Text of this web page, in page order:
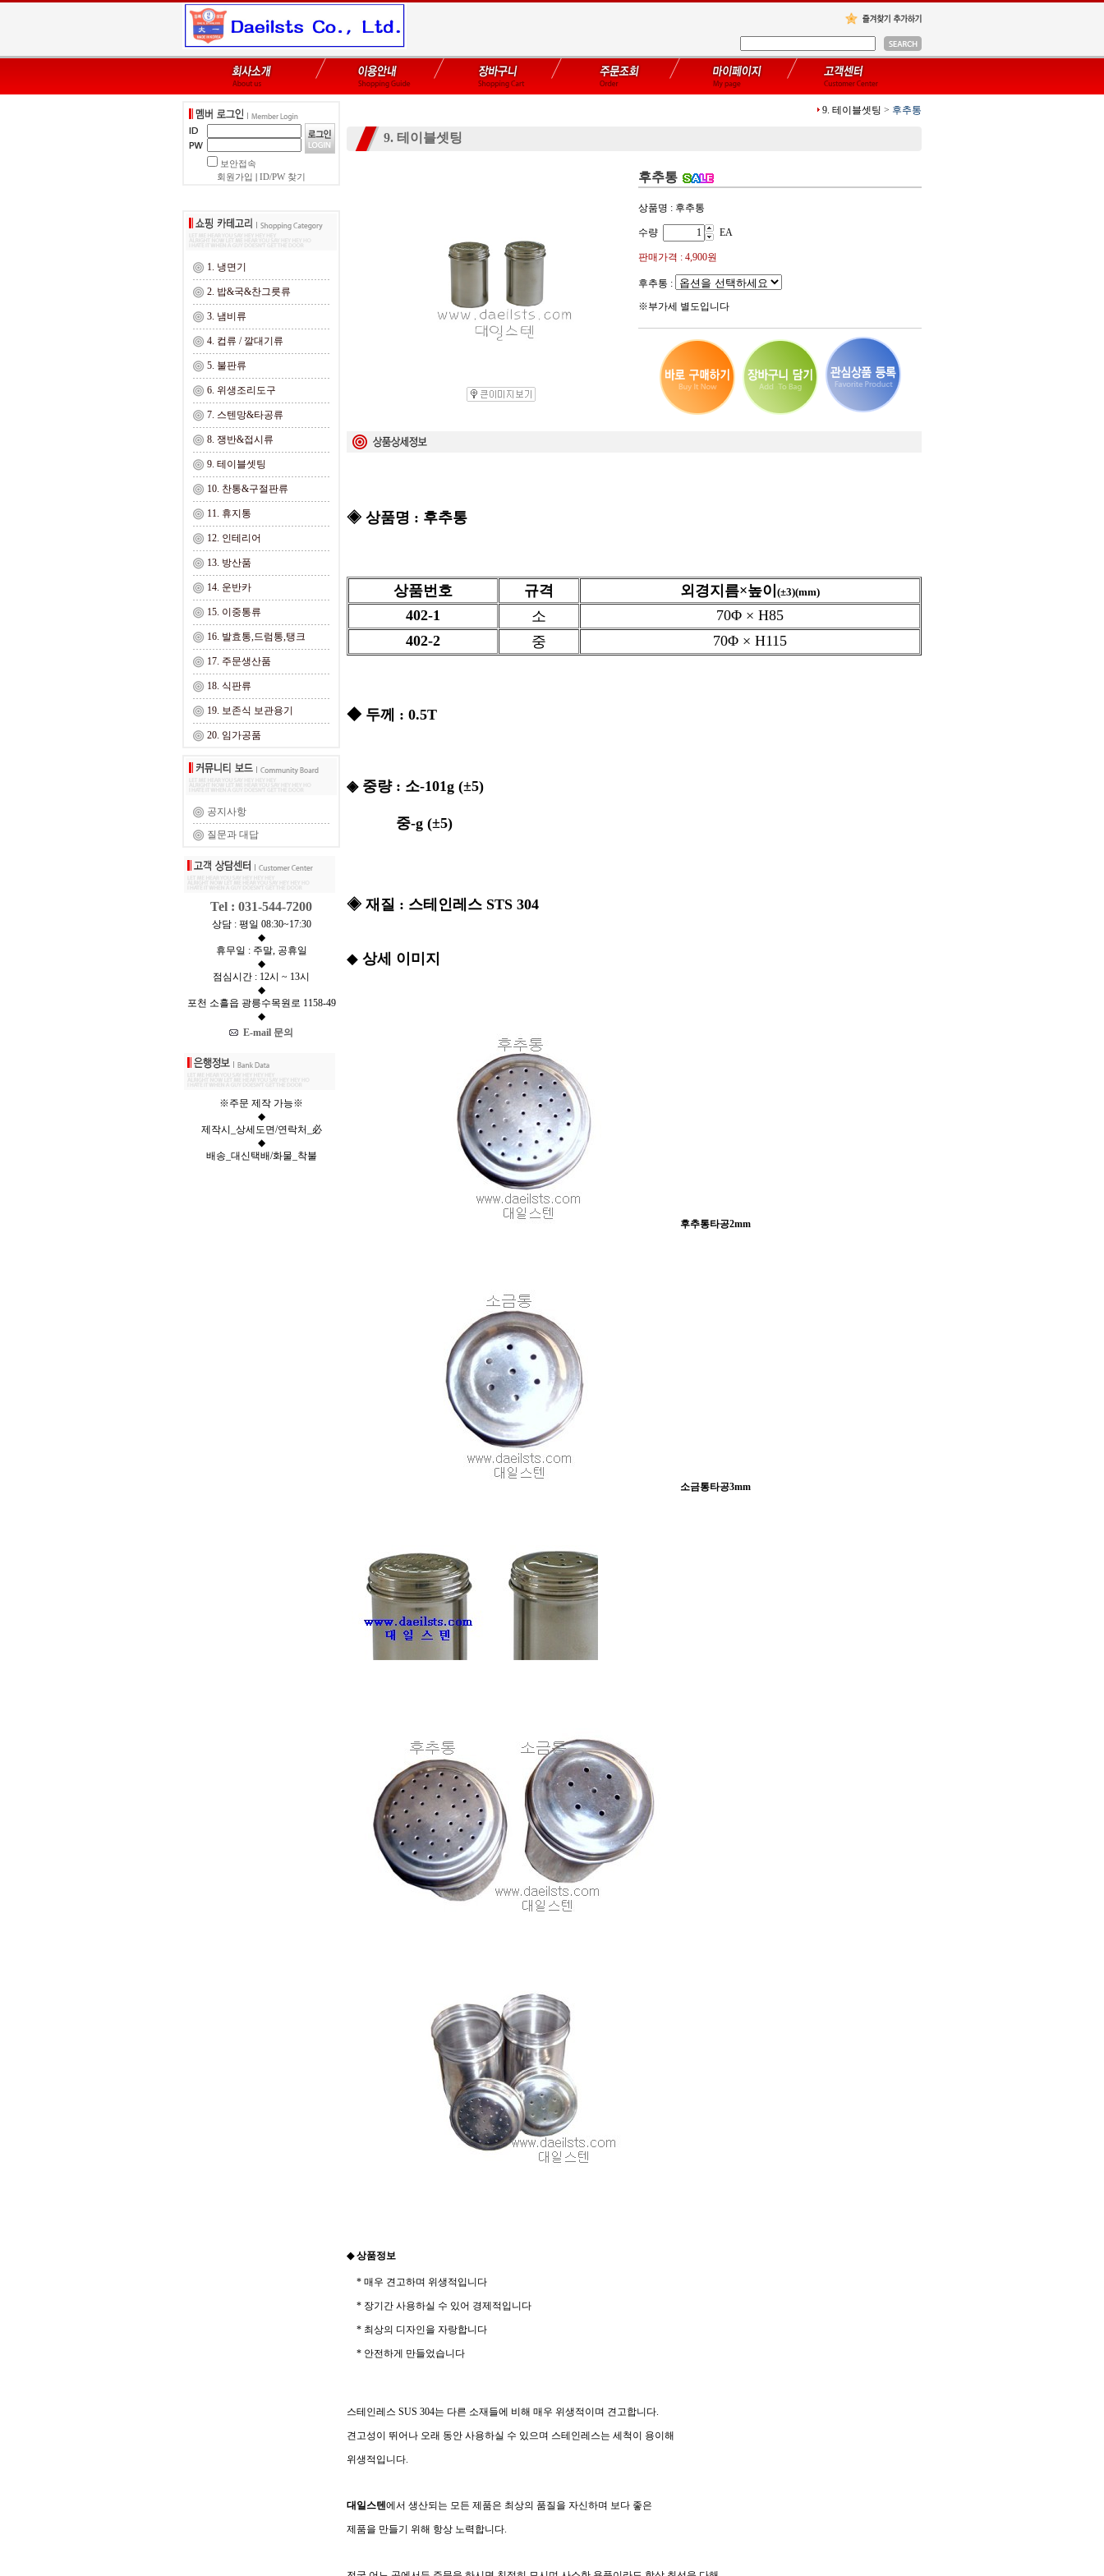
보안접속
회원가입
ID/PW 찾기
1. 냉면기
2. 밥&국&찬그릇류
3. 냄비류
4. 컵류 / 깔대기류
5. 불판류
6. 위생조리도구
7. 스텐망&타공류
8. 쟁반&접시류
9. 테이블셋팅
10. 찬통&구절판류
11. 휴지통
12. 인테리어
13. 방산품
14. 운반카
15. 이중통류
16. 발효통,드럼통,탱크
17. 주문생산품
18. 식판류
19. 보존식 보관용기
20. 임가공품
공지사항
질문과 대답
Tel : 031-544-7200
상담 : 평일 08:30~17:30
◆
휴무일 : 주말, 공휴일
◆
점심시간 : 12시 ~ 13시
◆
포천 소흘읍 광릉수목원로 1158-49
◆
E-mail 문의
※주문 제작 가능※
◆
제작시_상세도면/연락처_必
◆
배송_대신택배/화물_착불
9. 테이블셋팅 > 후추통
9. 테이블셋팅
후추통
상품명 : 후추통
수량 EA
판매가격 : 4,900원
후추통 :
※부가세 별도입니다
◈ 상품명 : 후추통
상품번호 규격 외경지름×높이 (±3)(mm)
402-1 소
70Φ × H85
402-2
중 70Φ × H115
◆ 두께 : 0.5T
◈ 중량 : 소-101g (±5)
중-g (±5)
◈ 재질 : 스테인레스 STS 304
◆ 상세 이미지
후추통타공2mm
소금통타공3mm
◆ 상품정보
* 매우 견고하며 위생적입니다
* 장기간 사용하실 수 있어 경제적입니다
* 최상의 디자인을 자랑합니다
* 안전하게 만들었습니다
스테인레스 SUS 304는 다른 소재들에 비해 매우 위생적이며 견고합니다.
견고성이 뛰어나 오래 동안 사용하실 수 있으며 스테인레스는 세척이 용이해
위생적입니다.
대일스텐에서 생산되는 모든 제품은 최상의 품질을 자신하며 보다 좋은
제품을 만들기 위해 항상 노력합니다.